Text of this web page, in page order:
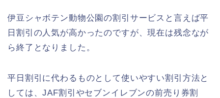
伊豆シャボテン動物公園の割引サービスと言えば平
日割引の人気が高かったのですが、現在は残念なが
ら終了となりました。
平日割引に代わるものとして使いやすい割引方法と
しては、JAF割引やセブンイレブンの前売り券割